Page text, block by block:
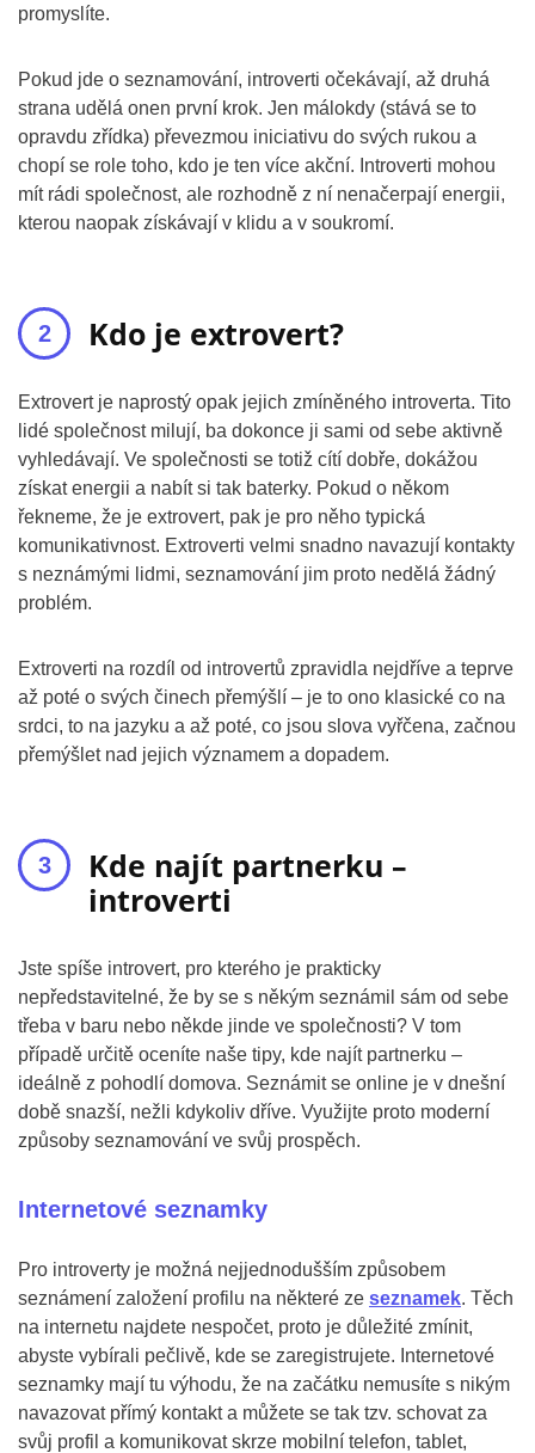
promyslíte.
Pokud jde o seznamování, introverti očekávají, až druhá
strana udělá onen první krok. Jen málokdy (stává se to
opravdu zřídka) převezmou iniciativu do svých rukou a
chopí se role toho, kdo je ten více akční. Introverti mohou
mít rádi společnost, ale rozhodně z ní nenačerpají energii,
kterou naopak získávají v klidu a v soukromí.
Kdo je extrovert?
Extrovert je naprostý opak jejich zmíněného introverta. Tito
lidé společnost milují, ba dokonce ji sami od sebe aktivně
vyhledávají. Ve společnosti se totiž cítí dobře, dokážou
získat energii a nabít si tak baterky. Pokud o někom
řekneme, že je extrovert, pak je pro něho typická
komunikativnost. Extroverti velmi snadno navazují kontakty
s neznámými lidmi, seznamování jim proto nedělá žádný
problém.
Extroverti na rozdíl od introvertů zpravidla nejdříve a teprve
až poté o svých činech přemýšlí – je to ono klasické co na
srdci, to na jazyku a až poté, co jsou slova vyřčena, začnou
přemýšlet nad jejich významem a dopadem.
Kde najít partnerku –
introverti
Jste spíše introvert, pro kterého je prakticky
nepředstavitelné, že by se s někým seznámil sám od sebe
třeba v baru nebo někde jinde ve společnosti? V tom
případě určitě oceníte naše tipy, kde najít partnerku –
ideálně z pohodlí domova. Seznámit se online je v dnešní
době snazší, nežli kdykoliv dříve. Využijte proto moderní
způsoby seznamování ve svůj prospěch.
Internetové seznamky
Pro introverty je možná nejjednodušším způsobem
seznámení založení profilu na některé ze seznamek. Těch
na internetu najdete nespočet, proto je důležité zmínit,
abyste vybírali pečlivě, kde se zaregistrujete. Internetové
seznamky mají tu výhodu, že na začátku nemusíte s nikým
navazovat přímý kontakt a můžete se tak tzv. schovat za
svůj profil a komunikovat skrze mobilní telefon, tablet,